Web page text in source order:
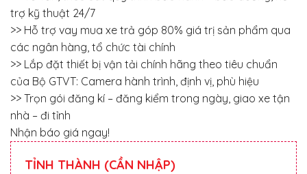
trợ kỹ thuật 24/7
>> Hỗ trợ vay mua xe trả góp 80% giá trị sản phẩm qua
các ngân hàng, tổ chức tài chính
>> Lắp đặt thiết bị vận tải chính hãng theo tiêu chuẩn
của Bộ GTVT: Camera hành trình, định vị, phù hiệu
>> Trọn gói đăng kí – đăng kiểm trong ngày, giao xe tận
nhà – đi tỉnh
Nhận báo giá ngay!
TỈNH THÀNH (CẦN NHẬP)